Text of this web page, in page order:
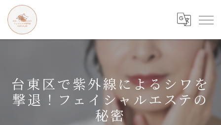
台東区で紫外線によるシワを
撃退！フェイシャルエステの
秘密